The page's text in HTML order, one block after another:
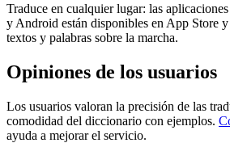
Traduce en cualquier lugar: las
y Android están disponibles en App Store
textos y palabras sobre la marcha.
Opiniones de los usuarios
Los usuarios valoran la precisión de las
comodidad del diccionario con ejemplos.
ayuda a mejorar el servicio.